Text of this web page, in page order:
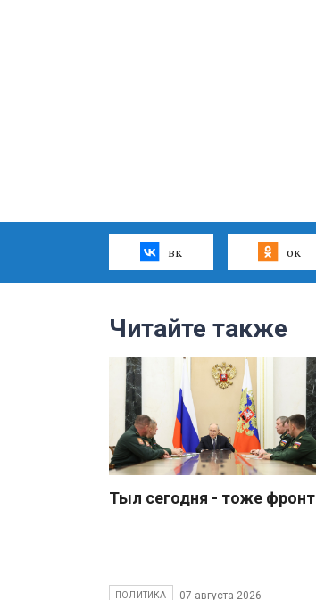
вк ок
Читайте также
Тыл сегодня - тоже фронт
ПОЛИТИКА 07 августа 2026